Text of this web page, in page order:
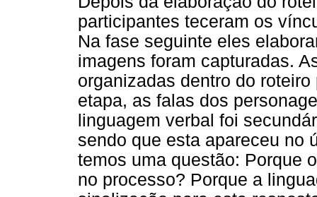
participantes teceram os
Na fase seguinte eles
imagens foram capturadas.
organizadas dentro do
etapa, as falas dos
linguagem verbal foi
sendo que esta apareceu no
temos uma questão: Porque
no processo? Porque a